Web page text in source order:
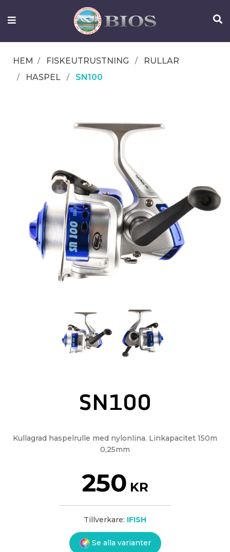
FISKEUTRUSTNING
OM
IFISH
HEM FISKEUTRUSTNING
RULLAR
HASPEL
SN100
SN100
Kullagrad haspelrulle med nylonlina. Linkapacitet 150m
0,25mm
250 KR
Tillverkare: IFISH
Se alla varianter